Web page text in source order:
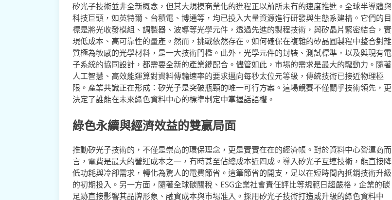
矽光子技術並非全新概念，但其大規模商業化的進程正以前所未有的速度推進。全球半導體與
科技巨頭，如英特爾、台積電、博通等，均已投入大量資源進行研發與生態系建構。它們的目
標是將光收發模組、調製器、波導等光學元件，透過先進的製程技術，與矽晶片緊密結合，實
現低成本、高可靠性的量產。然而，挑戰依然存在。如何確保在複雜的矽晶圓製程中整合對雜
質極為敏感的光學材料，是一大技術門檻。此外，光學元件的封裝、測試標準，以及與現有電
子系統的協同設計，都需要全新的產業鏈配合。儘管如此，市場的需求是最大的驅動力。隨著
人工智慧、高效能運算對資料傳輸速率的要求邁向每秒太位元等級，傳統技術已接近物理極
限。產業共識正在形成：矽光子是突破瓶頸的唯一可行方案。這場競賽不僅關乎技術領先，更
決定了誰能在未來綠色資料中心的標準制定中掌握話語權。
綠色永續與經濟效益的雙贏局面
推動矽光子技術的，不僅是崇高的環保理念，更是實實在在的經濟帳。對於資料中心營運商而
言，電費是最大的營運成本之一，有時甚至佔總成本近四成。導入矽光子互連技術，能直接降
低功耗與冷卻需求，轉化為驚人的電費節省。這筆節省的開支，足以在短時間內抵銷技術升級
的初期投入。另一方面，隨著全球碳關稅、ESG企業社會責任評比等規範日趨嚴格，企業的碳
足跡直接影響其品牌形象、融資成本與市場准入。採用矽光子技術打造或升級的綠色資料中